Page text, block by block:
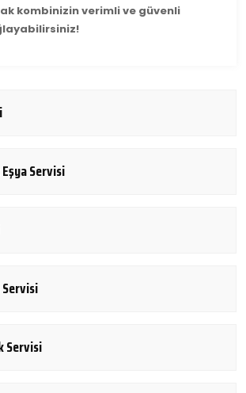
kombinizin verimli ve güvenli
Servisi
Servisi